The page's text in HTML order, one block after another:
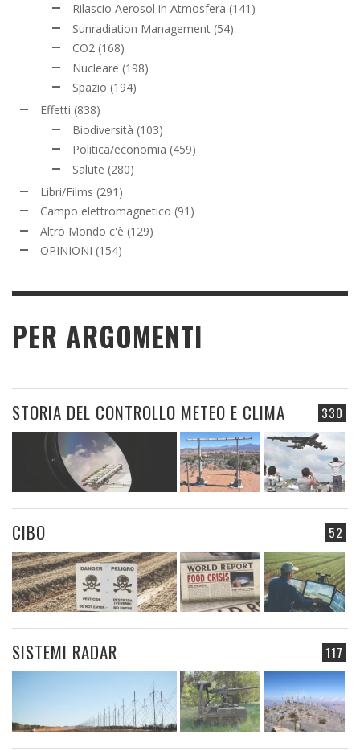
Rilascio Aerosol in Atmosfera (141)
Sunradiation Management (54)
CO2 (168)
Nucleare (198)
Spazio (194)
Effetti (838)
Biodiversità (103)
Politica/economia (459)
Salute (280)
Libri/Films (291)
Campo elettromagnetico (91)
Altro Mondo c'è (129)
OPINIONI (154)
PER ARGOMENTI
330
STORIA DEL CONTROLLO METEO E CLIMA
52
CIBO
117
SISTEMI RADAR